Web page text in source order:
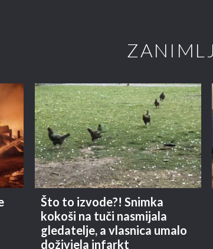
Što to izvode?! Snimka
kokoši na tuči nasmijala
gledatelje, a vlasnica umalo
doživjela infarkt